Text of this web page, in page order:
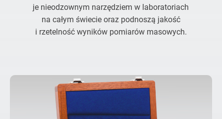
je nieodzownym narzędziem w laboratoriach
na całym świecie oraz podnoszą jakość
i rzetelność wyników pomiarów masowych.